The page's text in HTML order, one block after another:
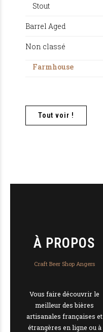
Stout
Barrel Aged
Non classé
Farmhouse
Tout voir !
À PROPOS
Craft Beer Shop Angers
Vous faire découvrir le
meilleur des bières
artisanales françaises et
étrangères en ligne ou à